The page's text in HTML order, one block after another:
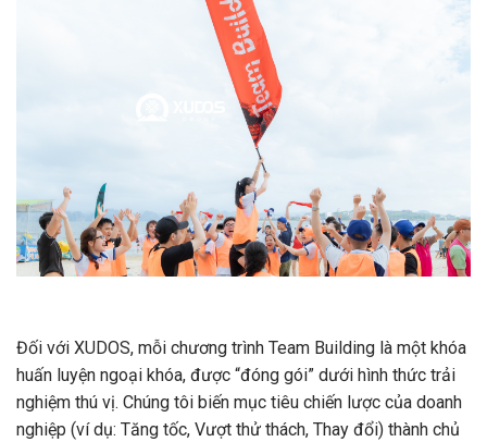
Đối với XUDOS, mỗi chương trình Team Building là một khóa
huấn luyện ngoại khóa, được “đóng gói” dưới hình thức trải
nghiệm thú vị. Chúng tôi biến mục tiêu chiến lược của doanh
nghiệp (ví dụ: Tăng tốc, Vượt thử thách, Thay đổi) thành chủ